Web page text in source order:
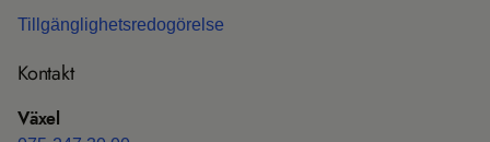
Till­gäng­lig­hets­re­do­gö­relse
Kon­takt
Växel